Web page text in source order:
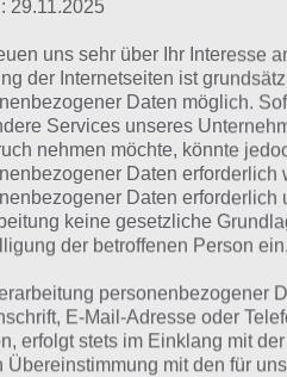
App! Dort
schnell die
über 100
Reihenfolge der Level in
die 94% Lösung zum
Flugzeug:
29.11.2025
uns sehr über Ihr Interesse
der Internetseiten ist
Daten möglich.
Services unseres
nehmen möchte, könnte
Daten erforderlich
Daten erforderlich
keine gesetzliche
der betroffenen Person ein.
personenbezogener
E-Mail-Adresse oder
erfolgt stets im Einklang mit
Übereinstimmung mit den für